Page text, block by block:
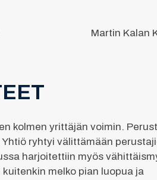
Martin Kalan
kolmen yrittäjän voimin.
ryhtyi välittämään
harjoitettiin myös
melko pian luopua ja